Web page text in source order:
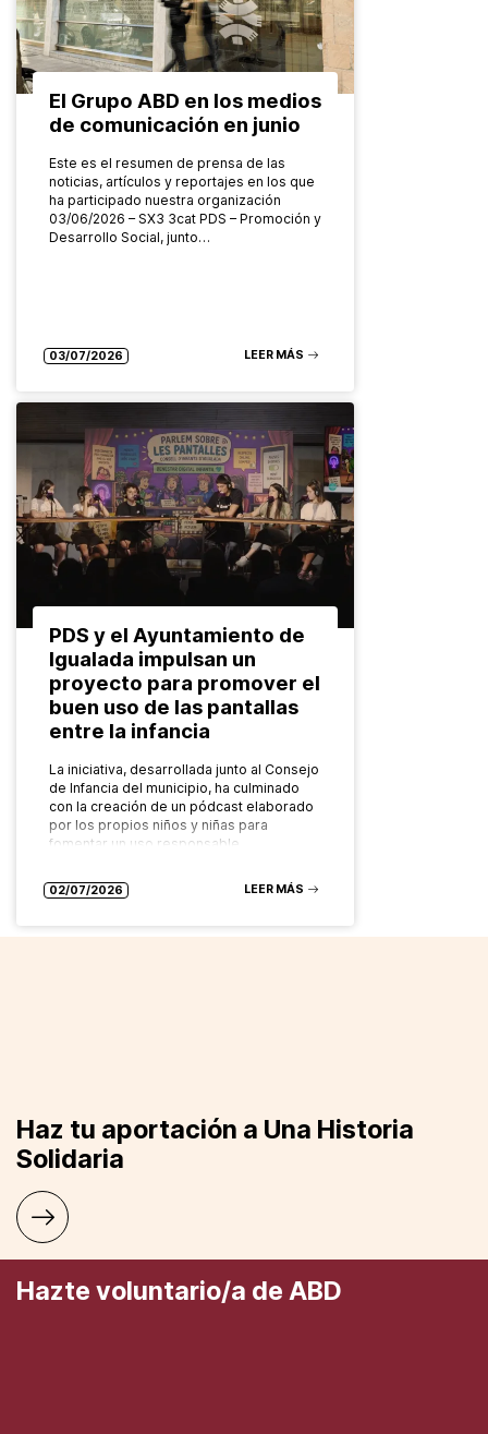
El Grupo ABD en los medios
de comunicación en junio
Este es el resumen de prensa de las
noticias, artículos y reportajes en los que
ha participado nuestra organización
03/06/2026 – SX3 3cat PDS – Promoción y
Desarrollo Social, junto…
03/07/2026 LEER MÁS
PDS y el Ayuntamiento de
Igualada impulsan un
proyecto para promover el
buen uso de las pantallas
entre la infancia
La iniciativa, desarrollada junto al Consejo
de Infancia del municipio, ha culminado
con la creación de un pódcast elaborado
por los propios niños y niñas para
fomentar un uso responsable…
02/07/2026 LEER MÁS
Haz tu aportación a Una Historia
Solidaria
Hazte voluntario/a de ABD